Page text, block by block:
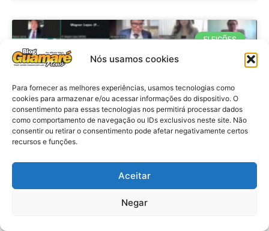
Nós usamos cookies
Para fornecer as melhores experiências, usamos tecnologias como
cookies para armazenar e/ou acessar informações do dispositivo. O
consentimento para essas tecnologias nos permitirá processar dados
como comportamento de navegação ou IDs exclusivos neste site. Não
consentir ou retirar o consentimento pode afetar negativamente certos
recursos e funções.
Aceitar
Negar
ELEIÇÕES
Eleições 2026: procuradores e
promotores eleitorais realizam
reunião de alinhamento no RN